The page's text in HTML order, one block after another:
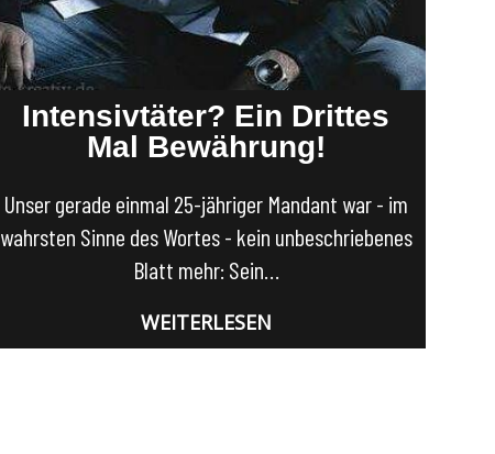
Intensivtäter? Ein Drittes
Mal Bewährung!
Unser gerade einmal 25-jähriger Mandant war - im
wahrsten Sinne des Wortes - kein unbeschriebenes
Blatt mehr: Sein…
WEITERLESEN